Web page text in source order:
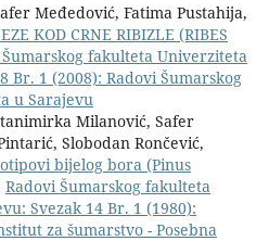
Međedović, Fatima Pustahija,
KOD CRNE RIBIZLE (RIBES
fakulteta Univerziteta
Br. 1 (2008): Radovi Šumarskog
u Sarajevu
Milanović, Safer
Slobodan Rončević,
bijelog bora (Pinus
Radovi Šumarskog fakulteta
Svezak 14 Br. 1 (1980):
za šumarstvo - Posebna